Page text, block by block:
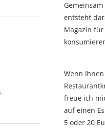
entsteht
Magazin
Wenn
freue ich
auf einen
5 oder 20